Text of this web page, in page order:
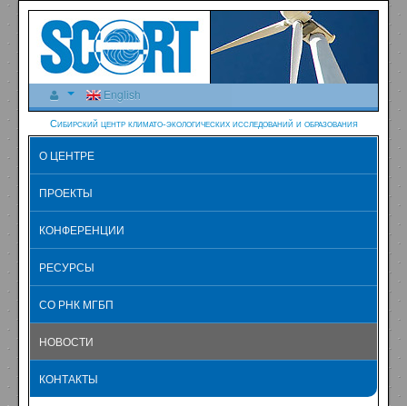
English
Сибирский центр климато-экологических исследований и образования
О ЦЕНТРЕ
ПРОЕКТЫ
КОНФЕРЕНЦИИ
РЕСУРСЫ
СО РНК МГБП
НОВОСТИ
КОНТАКТЫ